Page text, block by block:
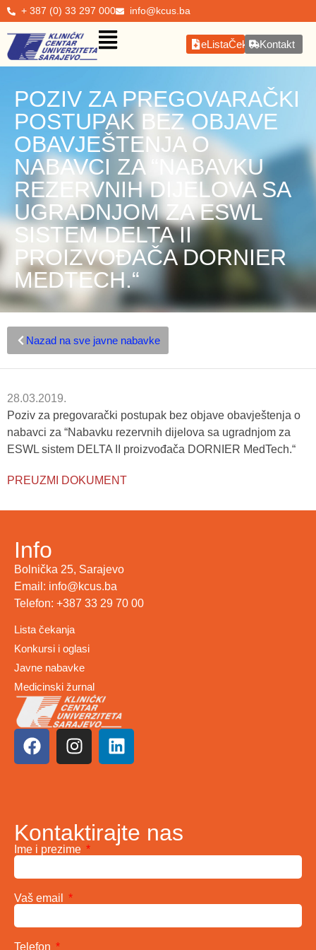
+ 387 (0) 33 297 000 info@kcus.ba
eListaČekanjaKontakt
POZIV ZA PREGOVARAČKI
POSTUPAK BEZ OBJAVE
OBAVJEŠTENJA O
NABAVCI ZA “NABAVKU
REZERVNIH DIJELOVA SA
UGRADNJOM ZA ESWL
SISTEM DELTA II
PROIZVOĐAČA DORNIER
MEDTECH.“
Nazad na sve javne nabavke
28.03.2019.
Poziv za pregovarački postupak bez objave obavještenja o
nabavci za “Nabavku rezervnih dijelova sa ugradnjom za
ESWL sistem DELTA II proizvođača DORNIER MedTech.“
PREUZMI DOKUMENT
Info
Bolnička 25, Sarajevo
Email: info@kcus.ba
Telefon: +387 33 29 70 00
Lista čekanja
Konkursi i oglasi
Javne nabavke
Medicinski žurnal
Kontaktirajte nas
Ime i prezime
Vaš email
Telefon